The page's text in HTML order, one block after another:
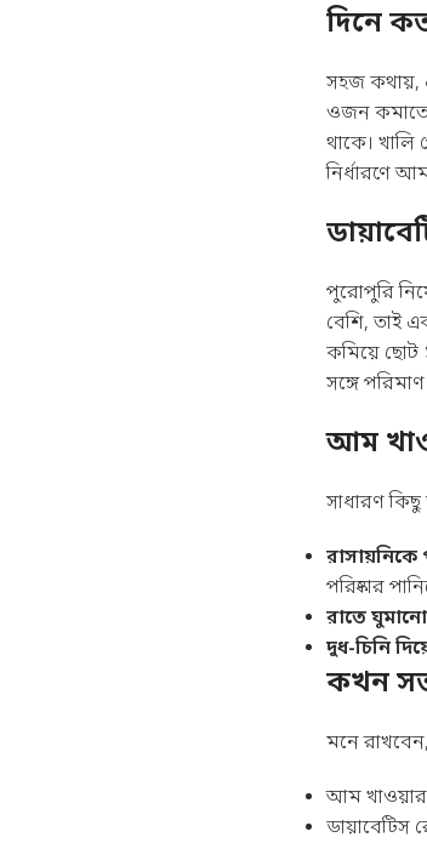
দিনে
সহজ কথায়,
ওজন কমাতে
থাকে। খালি
নির্ধারণে
পুরোপুরি
বেশি, তাই
কমিয়ে ছোট
সঙ্গে
আম
সাধারণ
পরিষ্কার
রাতে
দুধ-চিনি
কখন
মনে
আম খাওয়ার
ডায়াবেটিস